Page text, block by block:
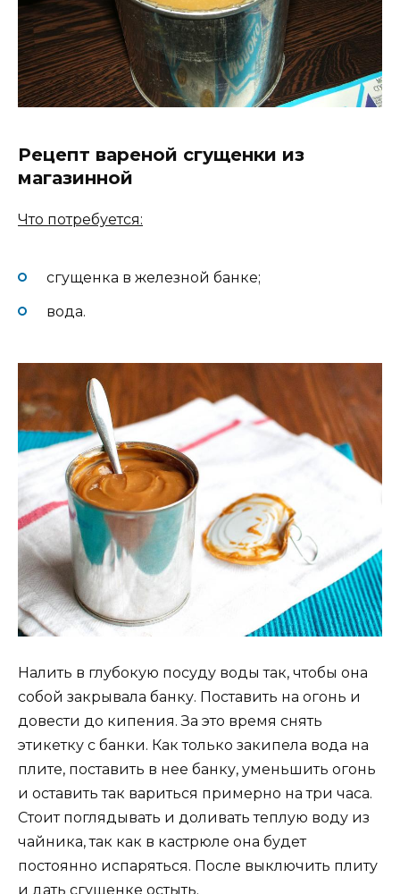
Рецепт вареной сгущенки из
магазинной
Что потребуется:
сгущенка в железной банке;
вода.
Налить в глубокую посуду воды так, чтобы она
собой закрывала банку. Поставить на огонь и
довести до кипения. За это время снять
этикетку с банки. Как только закипела вода на
плите, поставить в нее банку, уменьшить огонь
и оставить так вариться примерно на три часа.
Стоит поглядывать и доливать теплую воду из
чайника, так как в кастрюле она будет
постоянно испаряться. После выключить плиту
и дать сгущенке остыть.